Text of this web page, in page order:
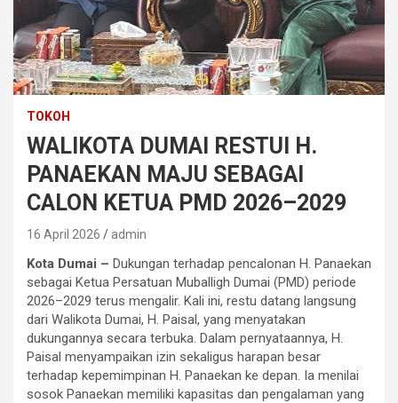
TOKOH
WALIKOTA DUMAI RESTUI H.
PANAEKAN MAJU SEBAGAI
CALON KETUA PMD 2026–2029
16 April 2026 admin
Kota Dumai – Dukungan terhadap pencalonan H. Panaekan
sebagai Ketua Persatuan Muballigh Dumai (PMD) periode
2026–2029 terus mengalir. Kali ini, restu datang langsung
dari Walikota Dumai, H. Paisal, yang menyatakan
dukungannya secara terbuka. Dalam pernyataannya, H.
Paisal menyampaikan izin sekaligus harapan besar
terhadap kepemimpinan H. Panaekan ke depan. Ia menilai
sosok Panaekan memiliki kapasitas dan pengalaman yang